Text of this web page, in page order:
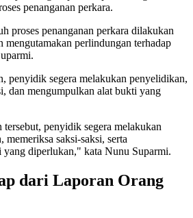
penanganan perkara.
proses penanganan perkara dilakukan
mengutamakan perlindungan terhadap
penyidik segera melakukan penyelidikan,
dan mengumpulkan alat bukti yang
penyidik segera melakukan
memeriksa saksi-saksi, serta
diperlukan," kata Nunu Suparmi.
dari Laporan Orang